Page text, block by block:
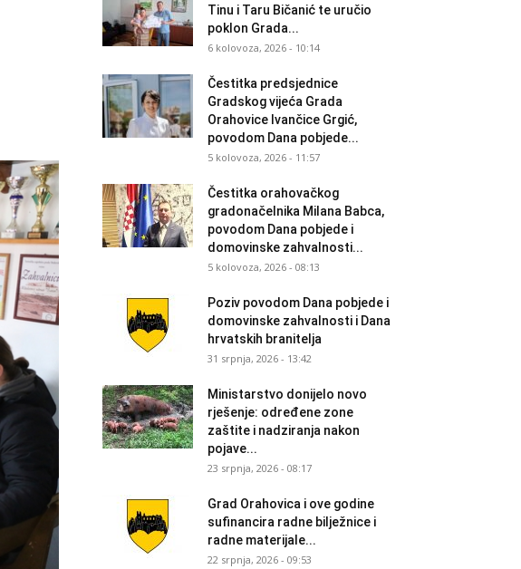
Tinu i Taru Bičanić te uručio
poklon Grada...
6 kolovoza, 2026 - 10:14
Čestitka predsjednice
Gradskog vijeća Grada
Orahovice Ivančice Grgić,
povodom Dana pobjede...
5 kolovoza, 2026 - 11:57
Čestitka orahovačkog
gradonačelnika Milana Babca,
povodom Dana pobjede i
domovinske zahvalnosti...
5 kolovoza, 2026 - 08:13
Poziv povodom Dana pobjede i
domovinske zahvalnosti i Dana
hrvatskih branitelja
31 srpnja, 2026 - 13:42
Ministarstvo donijelo novo
rješenje: određene zone
zaštite i nadziranja nakon
pojave...
23 srpnja, 2026 - 08:17
Grad Orahovica i ove godine
sufinancira radne bilježnice i
radne materijale...
22 srpnja, 2026 - 09:53